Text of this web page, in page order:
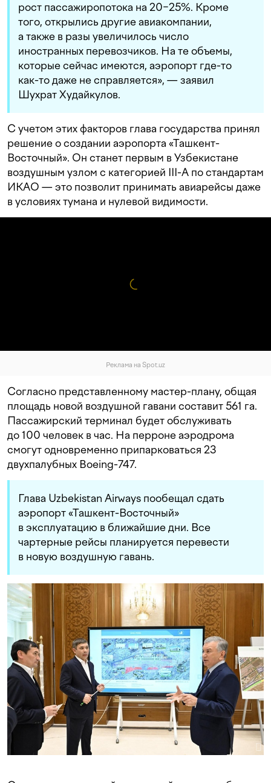
рост пассажиропотока на 20−25%. Кроме
того, открылись другие авиакомпании,
а также в разы увеличилось число
иностранных перевозчиков. На те объемы,
которые сейчас имеются, аэропорт где-то
как-то даже не справляется», — заявил
Шухрат Худайкулов.
С учетом этих факторов глава государства принял
решение о создании аэропорта «Ташкент-
Восточный». Он станет первым в Узбекистане
воздушным узлом с категорией III-А по стандартам
ИКАО — это позволит принимать авиарейсы даже
в условиях тумана и нулевой видимости.
Реклама на Spot.uz
Согласно представленному мастер-плану, общая
площадь новой воздушной гавани составит 561 га.
Пассажирский терминал будет обслуживать
до 100 человек в час. На перроне аэродрома
смогут одновременно припарковаться 23
двухпалубных Boeing-747.
Глава Uzbekistan Airways пообещал сдать
аэропорт «Ташкент-Восточный»
в эксплуатацию в ближайшие дни. Все
чартерные рейсы планируется перевести
в новую воздушную гавань.